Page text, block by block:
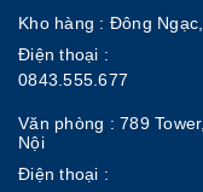
Kho hàng : Đông
Điện thoại :
0843.555.677
Văn phòng : 789
Nội
Điện thoại :